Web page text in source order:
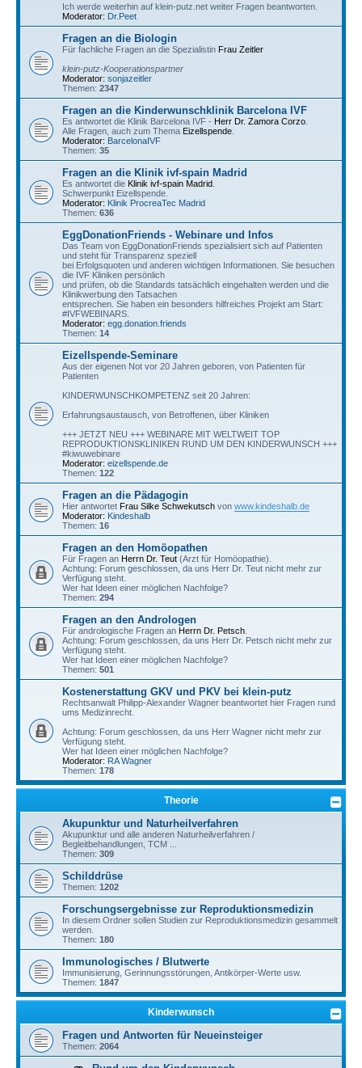
Ich werde weiterhin auf klein-putz.net weiter Fragen beantworten.
Moderator: Dr.Peet
Fragen an die Biologin
Für fachliche Fragen an die Spezialistin Frau Zeitler
klein-putz-Kooperationspartner
Moderator: sonjazeitler
Themen: 2347
Fragen an die Kinderwunschklinik Barcelona IVF
Es antwortet die Klinik Barcelona IVF - Herr Dr. Zamora Corzo
Alle Fragen, auch zum Thema Eizellspende
Moderator: BarcelonaIVF
Themen: 35
Fragen an die Klinik ivf-spain Madrid
Es antwortet die Klinik ivf-spain Madrid
Schwerpunkt Eizellspende.
Moderator: Klinik ProcreaTec Madrid
Themen: 636
EggDonationFriends - Webinare und Infos
Das Team von EggDonationFriends spezialisiert sich auf Patienten
und steht für Transparenz speziell
bei Erfolgsquoten und anderen wichtigen Informationen. Sie besuchen
die IVF Kliniken persönlich
und prüfen, ob die Standards tatsächlich eingehalten werden und die
Klinikwerbung den Tatsachen
entsprechen. Sie haben ein besonders hilfreiches Projekt am Start:
#IVFWEBINARS.
Moderator: egg.donation.friends
Themen: 14
Eizellspende-Seminare
Aus der eigenen Not vor 20 Jahren geboren, von Patienten für
Patienten
KINDERWUNSCHKOMPETENZ seit 20 Jahren:
Erfahrungsaustausch, von Betroffenen, über Kliniken
+++ JETZT NEU +++ WEBINARE MIT WELTWEIT TOP
REPRODUKTIONSKLINIKEN RUND UM DEN KINDERWUNSCH +++
#kiwuwebinare
Moderator: eizellspende.de
Themen: 122
Fragen an die Pädagogin
Hier antwortet Frau Silke Schwekutsch von www.kindeshalb.de
Moderator: Kindeshalb
Themen: 16
Fragen an den Homöopathen
Für Fragen an Herrn Dr. Teut (Arzt für Homöopathie).
Achtung: Forum geschlossen, da uns Herr Dr. Teut nicht mehr zur
Verfügung steht.
Wer hat Ideen einer möglichen Nachfolge?
Themen: 294
Fragen an den Andrologen
Für andrologische Fragen an Herrn Dr. Petsch
Achtung: Forum geschlossen, da uns Herr Dr. Petsch nicht mehr zur
Verfügung steht.
Wer hat Ideen einer möglichen Nachfolge?
Themen: 501
Kostenerstattung GKV und PKV bei klein-putz
Rechtsanwalt Philipp-Alexander Wagner beantwortet hier Fragen rund
ums Medizinrecht.
Achtung: Forum geschlossen, da uns Herr Wagner nicht mehr zur
Verfügung steht.
Wer hat Ideen einer möglichen Nachfolge?
Moderator: RA Wagner
Themen: 178
Theorie
Akupunktur und Naturheilverfahren
Akupunktur und alle anderen Naturheilverfahren /
Begleitbehandlungen, TCM ...
Themen: 309
Schilddrüse
Themen: 1202
Forschungsergebnisse zur Reproduktionsmedizin
In diesem Ordner sollen Studien zur Reproduktionsmedizin gesammelt
werden.
Themen: 180
Immunologisches / Blutwerte
Immunisierung, Gerinnungsstörungen, Antikörper-Werte usw.
Themen: 1847
Kinderwunsch
Fragen und Antworten für Neueinsteiger
Themen: 2064